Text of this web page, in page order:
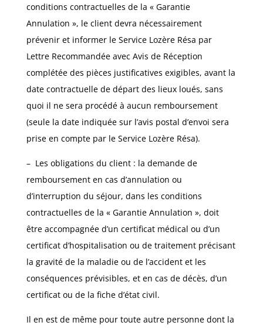
conditions contractuelles de la « Garantie
Annulation », le client devra nécessairement
prévenir et informer le Service Lozère Résa par
Lettre Recommandée avec Avis de Réception
complétée des pièces justificatives exigibles, avant la
date contractuelle de départ des lieux loués, sans
quoi il ne sera procédé à aucun remboursement
(seule la date indiquée sur l’avis postal d’envoi sera
prise en compte par le Service Lozère Résa).
– Les obligations du client : la demande de
remboursement en cas d’annulation ou
d’interruption du séjour, dans les conditions
contractuelles de la « Garantie Annulation », doit
être accompagnée d’un certificat médical ou d’un
certificat d’hospitalisation ou de traitement précisant
la gravité de la maladie ou de l’accident et les
conséquences prévisibles, et en cas de décès, d’un
certificat ou de la fiche d’état civil.
Il en est de même pour toute autre personne dont la